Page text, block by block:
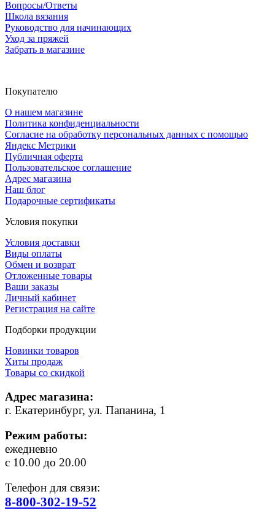
Вопросы/Ответы
Школа вязания
Руководство для начинающих
Уход за пряжей
Забрать в магазине
Покупателю
О нашем магазине
Политика конфиденциальности
Согласие на обработку персональных данных с помощью
Яндекс Метрики
Публичная оферта
Пользовательское соглашение
Адрес магазина
Наш блог
Подарочные сертификаты
Условия покупки
Условия доставки
Виды оплаты
Обмен и возврат
Отложенные товары
Ваши заказы
Личный кабинет
Регистрация на сайте
Подборки продукции
Новинки товаров
Хиты продаж
Товары со скидкой
Адрес магазина:
г. Екатеринбург, ул. Папанина, 1
Режим работы:
ежедневно
с 10.00 до 20.00
Телефон для связи:
8-800-302-19-52